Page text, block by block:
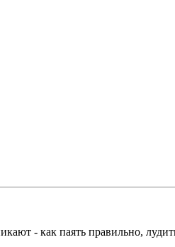
- как паять правильно,